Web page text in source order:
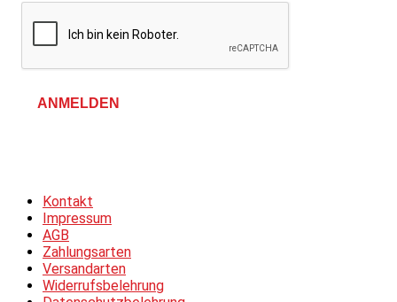
ANMELDEN
Kontakt
Impressum
AGB
Zahlungsarten
Versandarten
Widerrufsbelehrung